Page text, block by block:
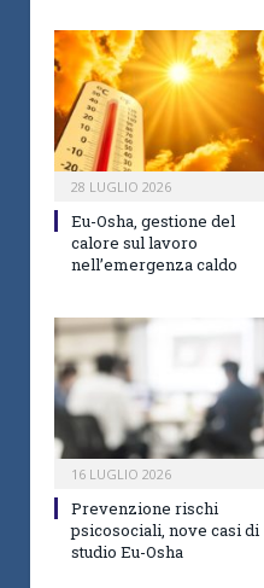
28 LUGLIO 2026
Eu-Osha, gestione del
calore sul lavoro
nell’emergenza caldo
16 LUGLIO 2026
Prevenzione rischi
psicosociali, nove casi di
studio Eu-Osha